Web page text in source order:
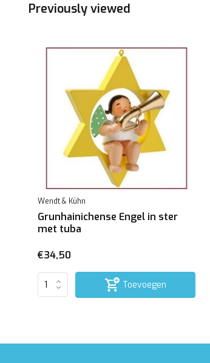
Previously viewed
Wendt & Kühn
Grunhainichense Engel in ster
met tuba
€34,50
Toevoegen